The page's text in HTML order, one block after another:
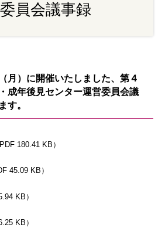
員会議事録
月）に開催いたしました、第４
成年後見センター運営委員会議
す。
180.41 KB）
45.09 KB）
KB）
KB）